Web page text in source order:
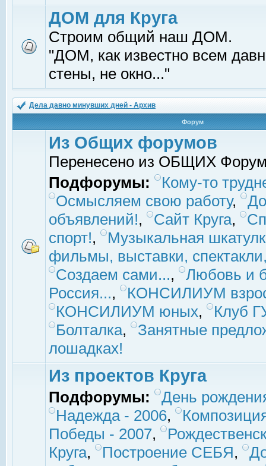
ДОМ для Круга
Строим общий наш ДОМ.
"ДОМ, как известно всем
стены, не окно..."
Дела давно минувших дней - Архив
Форум
Из Общих форумов
Перенесено из ОБЩИХ
Подфорумы:
Кому-то
Осмысляем свою работу,
объявлений!, Сайт Круга,
спорт!,
Музыкальная
фильмы, выставки,
Создаем сами...,
Любовь и
Россия...,
КОНСИЛИУМ
КОНСИЛИУМ юных,
Клуб
Болталка,
Занятные
лошадках!
Из проектов Круга
Подфорумы:
День
Надежда - 2006,
Победы - 2007,
Круга, Построение СЕБЯ,